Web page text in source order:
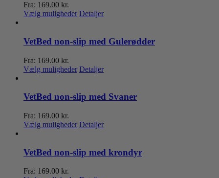
kan
vælges
varesiden
Fra: 169.00 kr.
Vælg muligheder Dette
flere
varianter.
kan
vælges
varesiden
Detaljer
VetBed non-slip med Gulerødder
Fra: 169.00 kr.
Vælg muligheder Dette
flere
varianter.
kan
vælges
varesiden
Detaljer
VetBed non-slip med Svaner
Fra: 169.00 kr.
Vælg muligheder Dette
flere
varianter.
Detaljer
VetBed non-slip med krondyr
Fra: 169.00 kr.